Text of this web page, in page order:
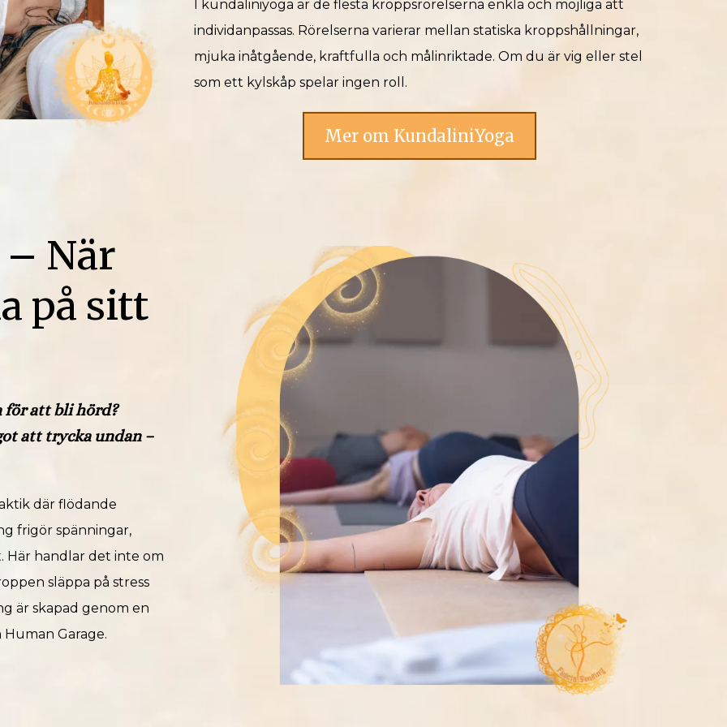
I kundaliniyoga är de flesta kroppsrörelserna enkla och möjliga att
individanpassas. Rörelserna varierar mellan statiska kroppshållningar,
mjuka inåtgående, kraftfulla och målinriktade. Om du är vig eller stel
som ett kylskåp spelar ingen roll.
Mer om KundaliniYoga
– När
på sitt
för att bli hörd?
att trycka undan –
där flödande
frigör spänningar,
Här handlar det inte om
släppa på stress
är skapad genom en
Garage.